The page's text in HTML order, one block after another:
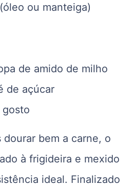
ou manteiga)
de amido de milho
de açúcar
dourar bem a carne, o
à frigideira e mexido
ideal. Finalizado